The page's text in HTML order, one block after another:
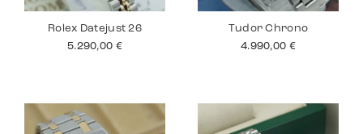
Rolex Datejust 26
5.290,00 €
Tudor Chrono
4.990,00 €